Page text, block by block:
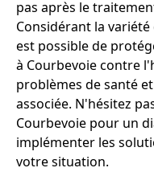
pas après le
Considérant la
est possible de
à Courbevoie contre
problèmes de santé
associée. N'hésitez
Courbevoie pour un
implémenter les
votre situation.